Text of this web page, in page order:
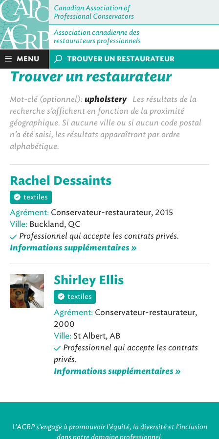
Canadian Association of
Professional Conservators
Association canadienne des
restaurateurs professionnels
MENU TROUVER UN RESTAURATEUR
Trouver un restaurateur
Mot-clé (optionnel): upholsteryLes résultats de la
recherche s’affichent en fonction de la proximité
géographique. Si aucune ville ou si aucun code postal
n’a été saisi, les résultats apparaîtront par ordre
alphabétique.
Rachel Dessaints
textiles
Agrément: Conservateur-restaurateur, 2015
Ville: Buckland, QC
Professionnel qui accepte les contrats privés.
Informations supplémentaires »
Shirley Ellis
textiles
Agrément: Conservateur-restaurateur,
2000
Ville: St Albert, AB
Professionnel qui accepte les contrats
privés.
Informations supplémentaires »
L’ACRP s’engage à promouvoir l'équité, la diversité et l'inclusion
dans notre domaine professionnel.